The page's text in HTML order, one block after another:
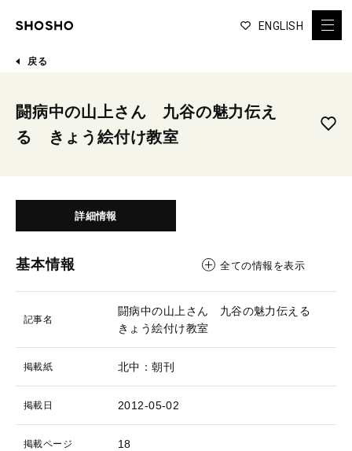
ENGLISH
戻る
闘病中の山上さん 九谷の魅力伝え
る きょう絵付け教室
詳細情報
基本情報 全ての情報を表示
記事名
闘病中の山上さん 九谷の魅力伝える
きょう絵付け教室
掲載紙 北中：朝刊
掲載日 2012-05-02
掲載ページ 18